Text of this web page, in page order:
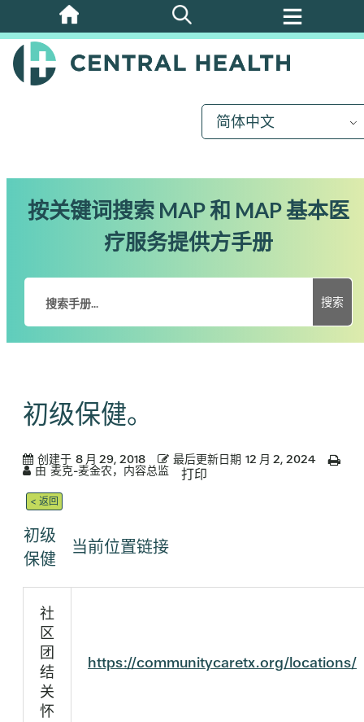
跳
至
主
简体中文
按关键词搜索 MAP 和 MAP 基本医
疗服务提供方手册
搜索
初级保健。
创建于 8 月 29, 2018 最后更新日期 12 月 2, 2024
由 麦克-麦金农，内容总监 打印
< 返回
初级
保健
当前位置链接
社
区
团
结
关
怀
https://communitycaretx.org/locations/